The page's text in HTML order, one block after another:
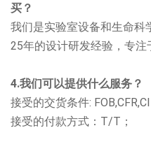
买？
我们是实验室设备和生命科
25年的设计研发经验，专注
4.我们可以提供什么服务？
接受的交货条件:
接受的付款方式：T/T；